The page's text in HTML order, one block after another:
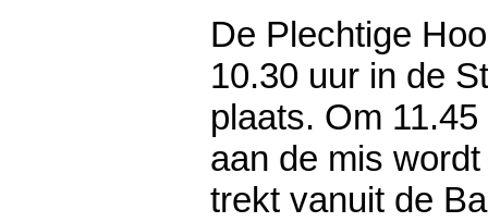
De Plechtige
10.30 uur in de
plaats. Om
aan de mis
trekt vanuit de